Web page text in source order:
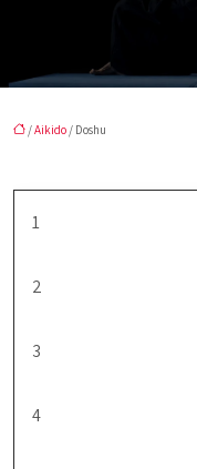
/Aikido / Doshu
1
2
3
4